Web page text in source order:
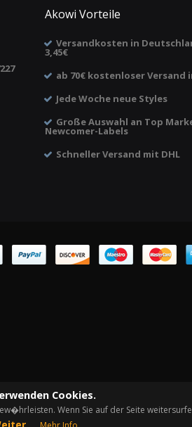
Akowi Vorteile
Versandkosten in
3,45€
ab 70€ kostenloser Versand
Jede Woche neue Styles
Große Auswahl an Top
Newcomer-Labels
Schneller Versand mit DHL
Cookies.
Wenn Sie auf der Seite